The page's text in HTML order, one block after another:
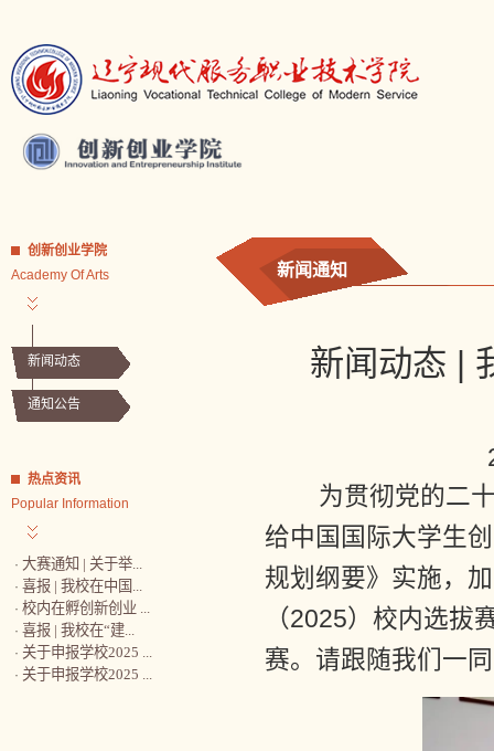
创新创业学院
Academy Of Arts
新闻动态
通知公告
热点资讯
Popular Information
· 大赛通知 | 关于举...
· 喜报 | 我校在中国...
· 校内在孵创新创业 ...
· 喜报 | 我校在“建...
· 关于申报学校2025 ...
· 关于申报学校2025 ...
新闻通知
新闻动态 |
为贯彻党的二
给中国国际大学生
规划纲要》实施，
（2025）校内选
赛。请跟随我们一